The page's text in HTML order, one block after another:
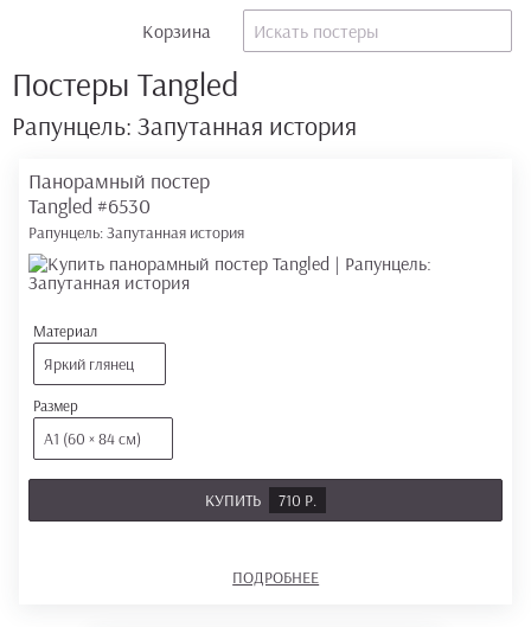
Корзина
Постеры Tangled
Рапунцель: Запутанная история
Панорамный постер
Tangled #6530
Рапунцель: Запутанная история
Материал
Яркий глянец
Размер
А1 (60 × 84 см)
КУПИТЬ 710 Р.
ПОДРОБНЕЕ